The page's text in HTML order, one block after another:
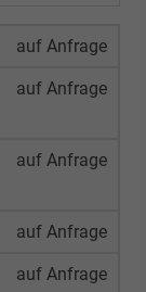
auf Anfrage
auf Anfrage
auf Anfrage
auf Anfrage
auf Anfrage